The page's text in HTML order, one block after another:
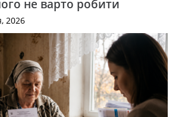
не варто робити
2026